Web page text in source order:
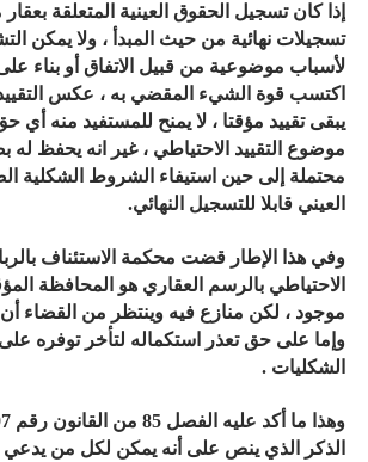
إذا كان تسجيل الحقوق العينية المتعلقة
تسجيلات نهائية من حيث المبدأ ، ولا يمكن
لأسباب موضوعية من قبيل الاتفاق أو بناء
اكتسب قوة الشيء المقضي به ، عكس التقييد
يبقى تقييد مؤقتا ، لا يمنح للمستفيد منه أي
موضوع التقييد الاحتياطي ، غير انه يحفظ له
محتملة إلى حين استيفاء الشروط الشكلية
العيني قابلا للتسجيل النهائي.
وفي هذا الإطار قضت محكمة الاستئناف
الاحتياطي بالرسم العقاري هو المحافظة
موجود ، لكن منازع فيه وينتظر من القضاء
وإما على حق تعذر استكماله لتأخر توفره
الشكليات .
الذكر الذي ينص على أنه يمكن لكل من يدعي